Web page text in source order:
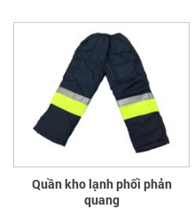
Quần kho lạnh phối phản
quang